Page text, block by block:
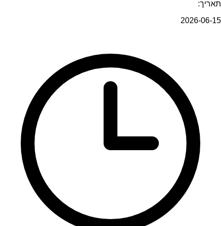
תאריך:
2026-06-15